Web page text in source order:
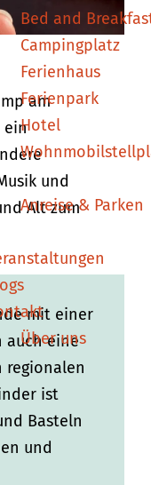
Bed and
Campingplatz
Ferienhaus
Ferienpark
Hotel
Anreise & Parken
Über uns
am
ein
und
Alt zum
mit einer
auch eine
regionalen
ist
Basteln
und